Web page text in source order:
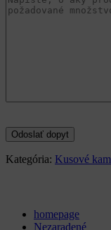
Kategória: Kusové
homepage
Nezaradené